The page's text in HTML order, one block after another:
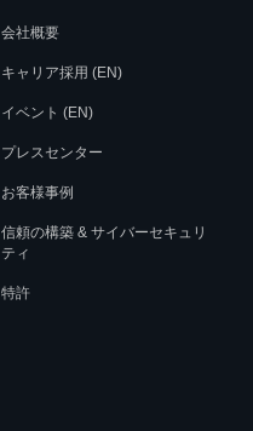
会社概要
キャリア採用 (EN)
イベント (EN)
プレスセンター
お客様事例
信頼の構築 & サイバーセキュリ
ティ
特許